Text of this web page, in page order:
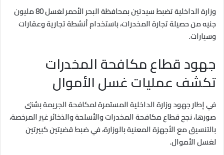
وزارة الداخلية تضبط سيدتين بمحافظة البحر الأحمر لغسل 80 مليون
جنيه من حصيلة تجارة المخدرات، باستخدام أنشطة تجارية وعقارات
وسيارات.
جهود قطاع مكافحة المخدرات
تكشف عمليات غسل الأموال
في إطار جهود وزارة الداخلية المستمرة لمكافحة الجريمة بشتى
صورها، نجح قطاع مكافحة المخدرات والأسلحة والذخائر غير المرخصة،
بالتنسيق مع الأجهزة المعنية بالوزارة، في ضبط قضيتين كبيرتين
لغسل الأموال.